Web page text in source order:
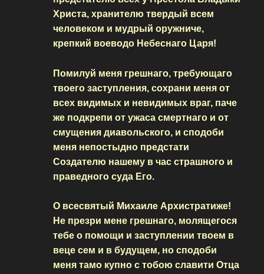
Христа, хранителю твердый всем
человеком и мудрый оружниче,
крепкий воеводо Небеснаго Царя!
Помилуй меня грешнаго, требующаго
твоего заступления, сохрани меня от
всех видимых и невидимых враг, паче
же подкрепи от ужаса смертнаго и от
смущения диавольского, и сподоби
меня непостыдно предстати
Создателю нашему в час страшного и
праведного суда Его.
О всесвятый Михаиле Архистратиже!
Не презри мене грешнаго, молящегося
тебе о помощи и заступлении твоем в
веце сем и в будущем, но сподоби
меня тамо купно с тобою славити Отца